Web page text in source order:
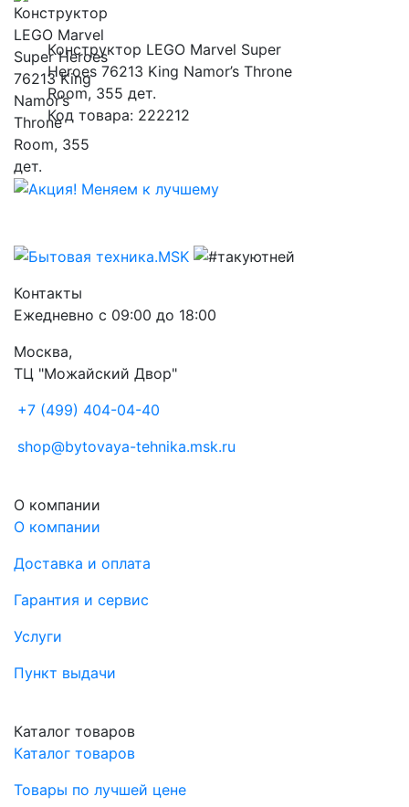
Конструктор LEGO Marvel Super
Heroes 76213 King Namor’s Throne
Room, 355 дет.
Код товара: 222212
Контакты
Ежедневно с 09:00 до 18:00
Москва,
ТЦ "Можайский Двор"
+7 (499) 404-04-40
shop@bytovaya-tehnika.msk.ru
О компании
О компании
Доставка и оплата
Гарантия и сервис
Услуги
Пункт выдачи
Каталог товаров
Каталог товаров
Товары по лучшей цене